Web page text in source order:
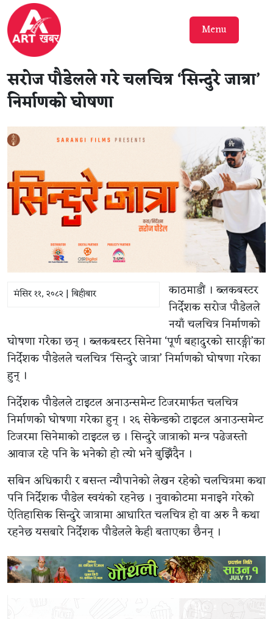
Menu
सरोज पौडेलले गरे चलचित्र ‘सिन्दुरे जात्रा’
निर्माणको घोषणा
मंसिर ११, २०८२ | बिहीबार
काठमाडौं । ब्लकबस्टर
निर्देशक सरोज पौडेलले
नयाँ चलचित्र निर्माणको
घोषणा गरेका छन् । ब्लकबस्टर सिनेमा ‘पूर्ण बहादुरको सारङ्गी’का
निर्देशक पौडेलले चलचित्र ‘सिन्दुरे जात्रा’ निर्माणको घोषणा गरेका
हुन् ।
निर्देशक पौडेलले टाइटल अनाउन्समेन्ट टिजरमार्फत चलचित्र
निर्माणको घोषणा गरेका हुन् । २६ सेकेन्डको टाइटल अनाउन्समेन्ट
टिजरमा सिनेमाको टाइटल छ । सिन्दुरे जात्राको मन्त्र पढेजस्तो
आवाज रहे पनि के भनेको हो त्यो भने बुझिँदैन ।
सबिन अधिकारी र बसन्त न्यौपानेको लेखन रहेको चलचित्रमा कथा
पनि निर्देशक पौडेल स्वयंको रहनेछ । नुवाकोटमा मनाइने गरेको
ऐतिहासिक सिन्दुरे जात्रामा आधारित चलचित्र हो वा अरु नै कथा
रहनेछ यसबारे निर्देशक पौडेलले केही बताएका छैनन् ।